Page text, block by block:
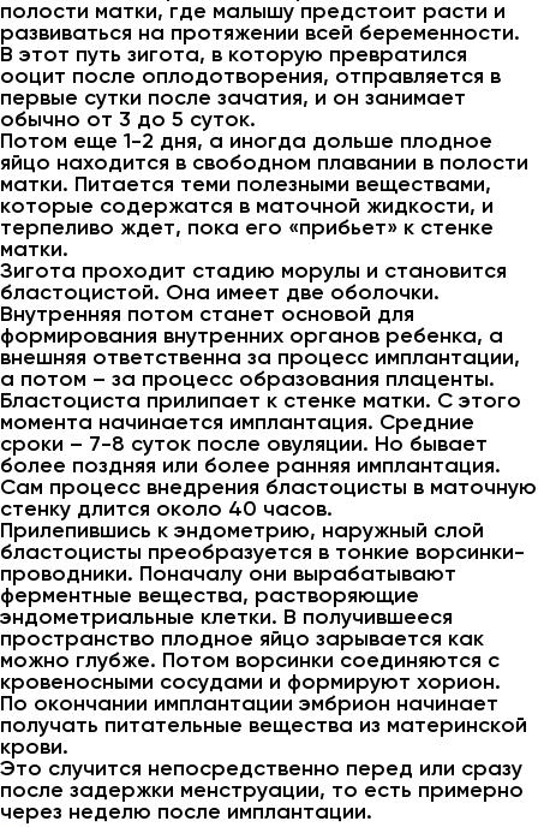
полости матки, где малышу предстоит расти и
развиваться на протяжении всей беременности.
В этот путь зигота, в которую превратился
ооцит после оплодотворения, отправляется в
первые сутки после зачатия, и он занимает
обычно от 3 до 5 суток.
Потом еще 1-2 дня, а иногда дольше плодное
яйцо находится в свободном плавании в полости
матки. Питается теми полезными веществами,
которые содержатся в маточной жидкости, и
терпеливо ждет, пока его «прибьет» к стенке
матки.
Зигота проходит стадию морулы и становится
бластоцистой. Она имеет две оболочки.
Внутренняя потом станет основой для
формирования внутренних органов ребенка, а
внешняя ответственна за процесс имплантации,
а потом – за процесс образования плаценты.
Бластоциста прилипает к стенке матки. С этого
момента начинается имплантация. Средние
сроки – 7-8 суток после овуляции. Но бывает
более поздняя или более ранняя имплантация.
Сам процесс внедрения бластоцисты в маточную
стенку длится около 40 часов.
Прилепившись к эндометрию, наружный слой
бластоцисты преобразуется в тонкие ворсинки-
проводники. Поначалу они вырабатывают
ферментные вещества, растворяющие
эндометриальные клетки. В получившееся
пространство плодное яйцо зарывается как
можно глубже. Потом ворсинки соединяются с
кровеносными сосудами и формируют хорион.
По окончании имплантации эмбрион начинает
получать питательные вещества из материнской
крови.
Это случится непосредственно перед или сразу
после задержки менструации, то есть примерно
через неделю после имплантации.